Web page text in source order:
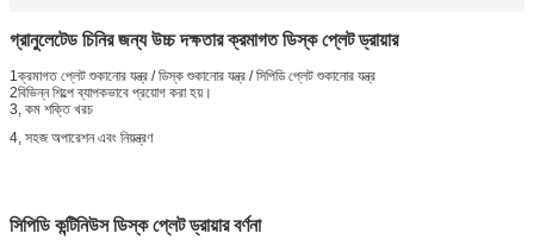
গ্রানুলেটেড চিনির জন্য উচ্চ দক্ষতার ক্রমাগত ডিস্ক প্লেট ড্রায়ার
1ক্রমাগত প্লেট শুকানোর যন্ত্র / ডিস্ক শুকানোর যন্ত্র / সিপিডি প্লেট শুকানোর যন্ত্র
2বিভিন্ন শিল্পে ব্যাপকভাবে প্রয়োগ করা হয়।
3, কম শক্তি খরচ
4, সহজ অপারেশন এবং নিয়ন্ত্রণ
সিপিডি কন্টিনিউস ডিস্ক প্লেট ড্রায়ার বর্ণনা